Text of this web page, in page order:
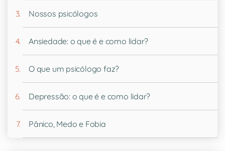
Nossos psicólogos
Ansiedade: o que é e como lidar?
O que um psicólogo faz?
Depressão: o que é e como lidar?
Pânico, Medo e Fobia